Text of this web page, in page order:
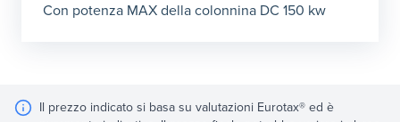
Con potenza MAX della colonnina DC 150 kw
Il prezzo indicato si basa su valutazioni Eurotax® ed è